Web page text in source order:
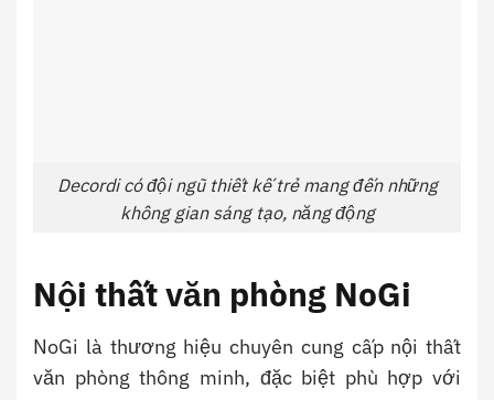
Decordi có đội ngũ thiết kế trẻ mang đến những
không gian sáng tạo, năng động
Nội thất văn phòng NoGi
NoGi là thương hiệu chuyên cung cấp nội thất
văn phòng thông minh, đặc biệt phù hợp với